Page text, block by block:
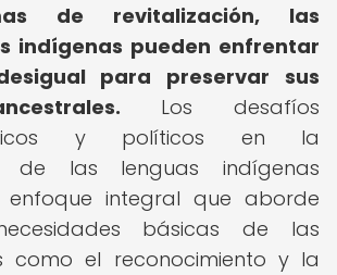
de revitalización, las
indígenas pueden enfrentar
para preservar sus
Los desafíos
y políticos en la
de las lenguas indígenas
enfoque integral que aborde
básicas de las
como el reconocimiento y la